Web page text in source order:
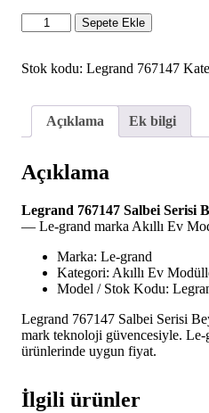
Legrand
767147
Serisi
Kasa
adet
Sepete Ekle
Stok kodu: Legrand 767147
Açıklama Ek bilgi
Açıklama
Legrand 767147 Salbei Serisi
— Le-grand marka Akıllı Ev
Marka: Le-grand
Kategori: Akıllı Ev
Model / Stok Kodu:
Legrand 767147 Salbei Serisi
mark teknoloji güvencesiyle.
ürünlerinde uygun fiyat.
İlgili ürünler